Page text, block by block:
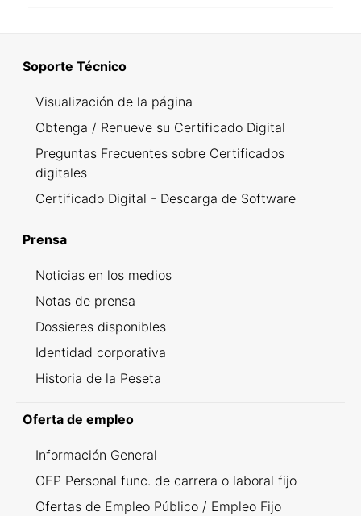
Soporte Técnico
Visualización de la página
Obtenga / Renueve su Certificado Digital
Preguntas Frecuentes sobre Certificados
digitales
Certificado Digital - Descarga de Software
Prensa
Noticias en los medios
Notas de prensa
Dossieres disponibles
Identidad corporativa
Historia de la Peseta
Oferta de empleo
Información General
OEP Personal func. de carrera o laboral fijo
Ofertas de Empleo Público / Empleo Fijo